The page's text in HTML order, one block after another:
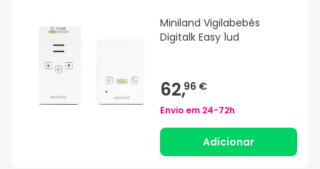
Miniland Vigilabebés
Digitalk Easy 1ud
62,96 €
Envio em 24-72h
Adicionar